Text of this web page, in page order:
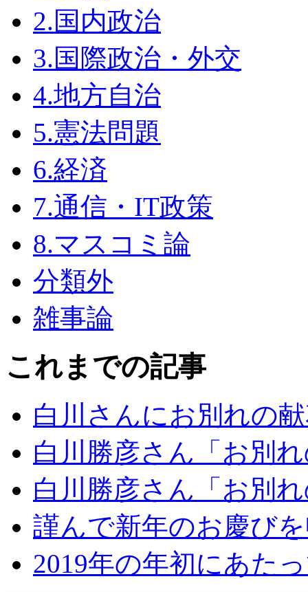
2.国内政治
3.国際政治・外交
4.地方自治
5.憲法問題
6.経済
7.通信・IT政策
8.マスコミ論
分類外
雑事論
これまでの記事
白川さんにお別れの
白川勝彦さん「お別
白川勝彦さん「お別
謹んで新年のお慶び
2019年の年初にあた